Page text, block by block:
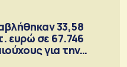
33,58
ευρώ σε 67.746
για την